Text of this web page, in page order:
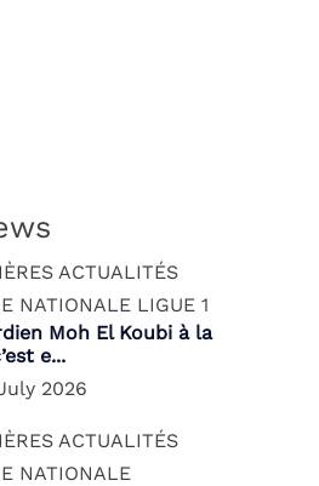
ACTUALITÉS
NATIONALE LIGUE 1
Moh El Koubi à la
e...
2026
ACTUALITÉS
NATIONALE